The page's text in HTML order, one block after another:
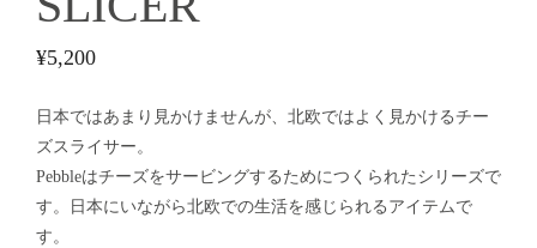
¥5,200
日本ではあまり見かけませんが、北欧ではよく見かけるチー
ズスライサー。
Pebbleはチーズをサービングするためにつくられたシリーズで
す。日本にいながら北欧での生活を感じられるアイテムで
す。